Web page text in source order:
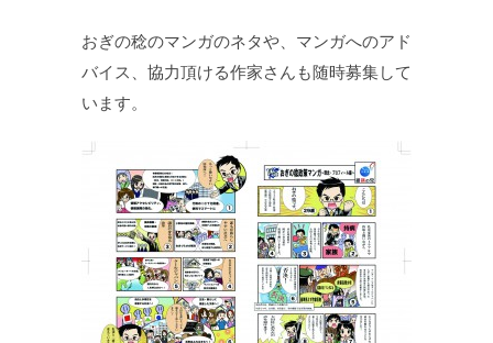
おぎの稔のマンガのネタや、マンガへのアド
バイス、協力頂ける作家さんも随時募集して
います。